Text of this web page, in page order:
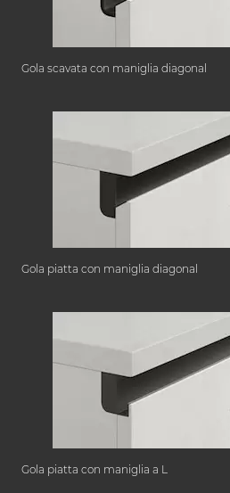
Gola scavata con maniglia diagonal
Gola piatta con maniglia diagonal
Gola piatta con maniglia a L